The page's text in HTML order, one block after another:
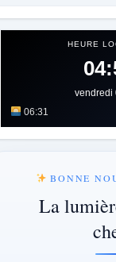
HEURE
vendredi
06:31
BONNE
La